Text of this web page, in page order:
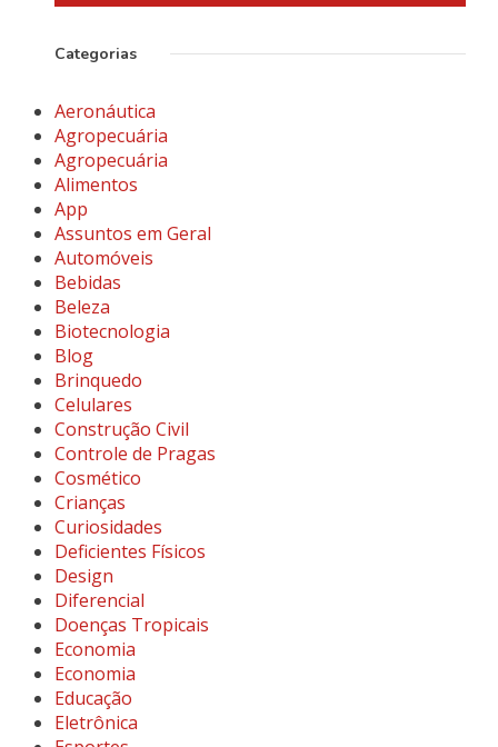
Categorias
Aeronáutica
Agropecuária
Agropecuária
Alimentos
App
Assuntos em Geral
Automóveis
Bebidas
Beleza
Biotecnologia
Blog
Brinquedo
Celulares
Construção Civil
Controle de Pragas
Cosmético
Crianças
Curiosidades
Deficientes Físicos
Design
Diferencial
Doenças Tropicais
Economia
Economia
Educação
Eletrônica